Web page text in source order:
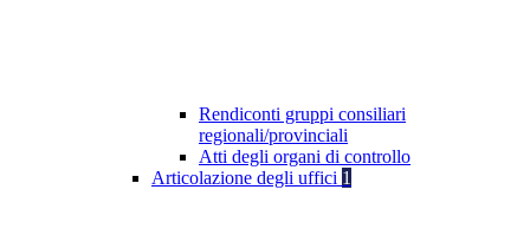
Rendiconti gruppi consiliari
regionali/provinciali
Atti degli organi di controllo
Articolazione degli uffici 1